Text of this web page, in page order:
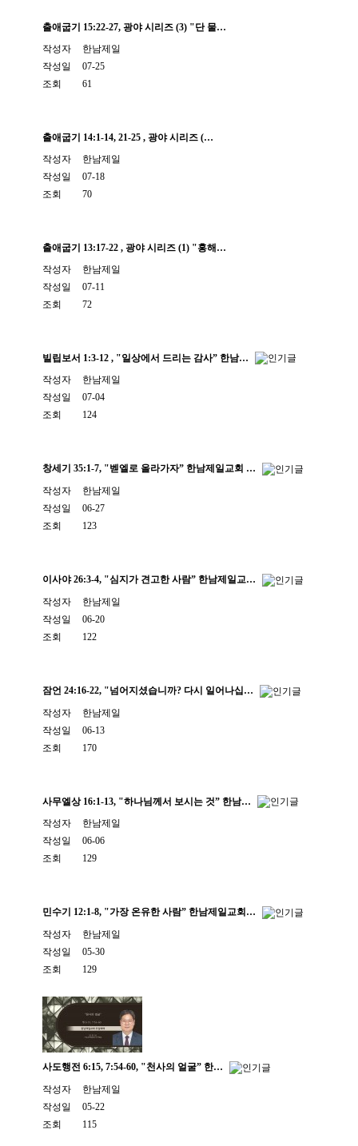
출애굽기 15:22-27, 광야 시리즈 (3) "단 물…
작성자
한남제일
작성일
07-25
조회
61
출애굽기 14:1-14, 21-25 , 광야 시리즈 (…
작성자
한남제일
작성일
07-18
조회
70
출애굽기 13:17-22 , 광야 시리즈 (1) "홍해…
작성자
한남제일
작성일
07-11
조회
72
빌립보서 1:3-12 , "일상에서 드리는 감사” 한남…
작성자
한남제일
작성일
07-04
조회
124
창세기 35:1-7, "벧엘로 올라가자” 한남제일교회 …
작성자
한남제일
작성일
06-27
조회
123
이사야 26:3-4, "심지가 견고한 사람” 한남제일교…
작성자
한남제일
작성일
06-20
조회
122
잠언 24:16-22, "넘어지셨습니까? 다시 일어나십…
작성자
한남제일
작성일
06-13
조회
170
사무엘상 16:1-13, "하나님께서 보시는 것” 한남…
작성자
한남제일
작성일
06-06
조회
129
민수기 12:1-8, "가장 온유한 사람” 한남제일교회…
작성자
한남제일
작성일
05-30
조회
129
사도행전 6:15, 7:54-60, "천사의 얼굴” 한…
작성자
한남제일
작성일
05-22
조회
115